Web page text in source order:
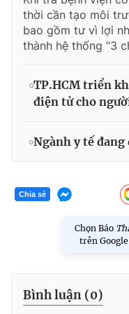
thời cần tạo môi
bao gồm tư vì lợi
thành hệ thống “3
TP.HCM triển
điện tử cho
Ngành y tế
Chia sẻ
Chọn Báo
trên
Bình luận (0)